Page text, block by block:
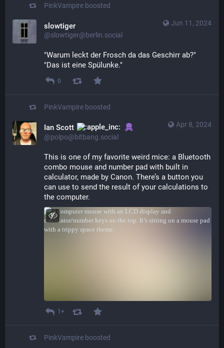
PinkVampire boosted
Jun 11, 2024
slowtiger
@slowtiger@berlin.social
"Warum leckt der Frosch da das Geschirr ab?"
"Das ist eine Spülunke."
0
PinkVampire boosted
Apr 8, 2024
Ian Scott
@polpo@bitbang.social
This is one of my favorite weird mice: a Bluetooth
combo mouse and number pad with built in
calculator, made by Canon. There’s a button you
can use to send the result of your calculations to
the computer.
1+
PinkVampire boosted